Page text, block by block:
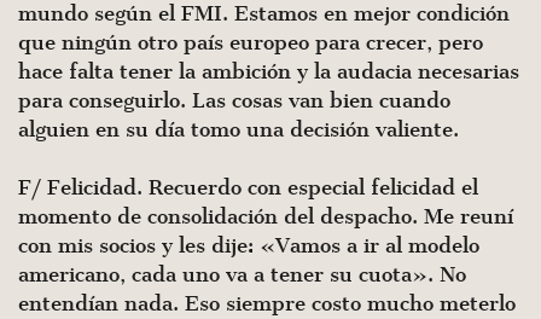
mundo según el FMI. Estamos en mejor condición
que ningún otro país europeo para crecer, pero
hace falta tener la ambición y la audacia necesarias
para conseguirlo. Las cosas van bien cuando
alguien en su día tomo una decisión valiente.
F/ Felicidad. Recuerdo con especial felicidad el
momento de consolidación del despacho. Me reuní
con mis socios y les dije: «Vamos a ir al modelo
americano, cada uno va a tener su cuota». No
entendían nada. Eso siempre costo mucho meterlo